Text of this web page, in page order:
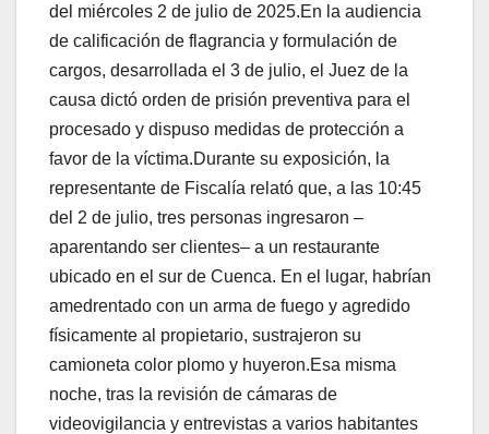
del miércoles 2 de julio de 2025.En la audiencia
de calificación de flagrancia y formulación de
cargos, desarrollada el 3 de julio, el Juez de la
causa dictó orden de prisión preventiva para el
procesado y dispuso medidas de protección a
favor de la víctima.Durante su exposición, la
representante de Fiscalía relató que, a las 10:45
del 2 de julio, tres personas ingresaron ‒
aparentando ser clientes‒ a un restaurante
ubicado en el sur de Cuenca. En el lugar, habrían
amedrentado con un arma de fuego y agredido
físicamente al propietario, sustrajeron su
camioneta color plomo y huyeron.Esa misma
noche, tras la revisión de cámaras de
videovigilancia y entrevistas a varios habitantes